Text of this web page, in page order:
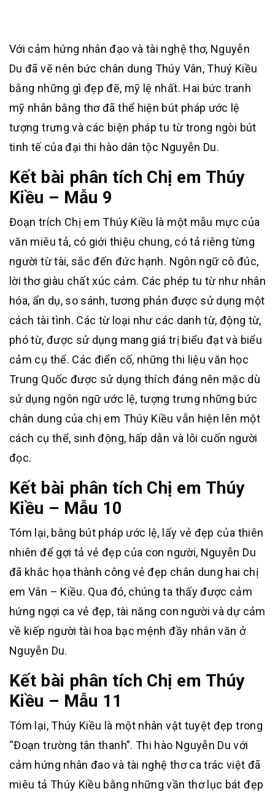
Với cảm hứng nhân đạo và tài nghệ thơ, Nguyễn
Du đã vẽ nên bức chân dung Thúy Vân, Thuý Kiều
bằng những gì đẹp đẽ, mỹ lệ nhất. Hai bức tranh
mỹ nhân bằng thơ đã thể hiện bút pháp ước lệ
tượng trưng và các biện pháp tu từ trong ngòi bút
tinh tế của đại thi hào dân tộc Nguyễn Du.
Kết bài phân tích Chị em Thúy
Kiều – Mẫu 9
Đoạn trích Chị em Thúy Kiều là một mẫu mực của
văn miêu tả, có giới thiệu chung, có tả riêng từng
người từ tài, sắc đến đức hạnh. Ngôn ngữ cô đúc,
lời thơ giàu chất xúc cảm. Các phép tu từ như nhân
hóa, ẩn dụ, so sánh, tương phản được sử dụng một
cách tài tình. Các từ loại như các danh từ, động từ,
phó từ, được sử dụng mang giá trị biểu đạt và biểu
cảm cụ thể. Các điển cố, những thi liệu văn học
Trung Quốc được sử dụng thích đáng nên mặc dù
sử dụng ngôn ngữ ước lệ, tượng trưng những bức
chân dung của chị em Thúy Kiều vẫn hiện lên một
cách cụ thể, sinh động, hấp dẫn và lôi cuốn người
đọc.
Kết bài phân tích Chị em Thúy
Kiều – Mẫu 10
Tóm lại, bằng bút pháp ước lệ, lấy vẻ đẹp của thiên
nhiên để gợi tả vẻ đẹp của con người, Nguyễn Du
đã khắc họa thành công vẻ đẹp chân dung hai chị
em Vân – Kiều. Qua đó, chúng ta thấy được cảm
hứng ngợi ca vẻ đẹp, tài năng con người và dự cảm
về kiếp người tài hoa bạc mệnh đầy nhân văn ở
Nguyễn Du.
Kết bài phân tích Chị em Thúy
Kiều – Mẫu 11
Tóm lại, Thúy Kiều là một nhân vật tuyệt đẹp trong
“Đoạn trường tân thanh”. Thi hào Nguyễn Du với
cảm hứng nhân đao và tài nghệ thơ ca trác việt đã
miêu tả Thúy Kiều bằng những vần thơ lục bát đẹp